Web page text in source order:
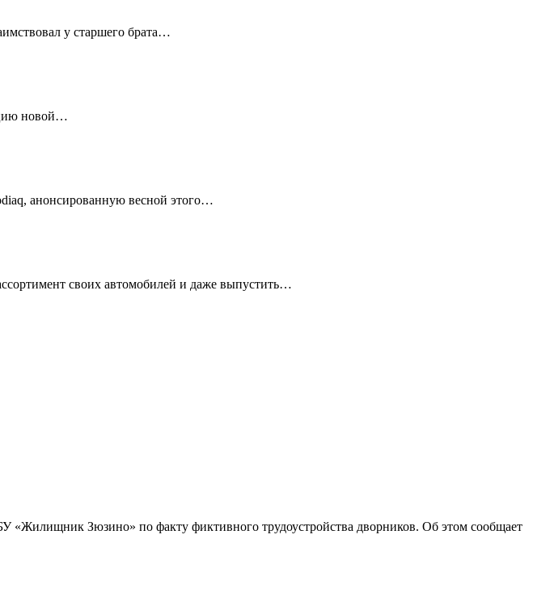
у старшего брата…
новой…
анонсированную весной этого…
своих автомобилей и даже выпустить…
«Жилищник Зюзино» по факту фиктивного трудоустройства дворников. Об этом сообщает